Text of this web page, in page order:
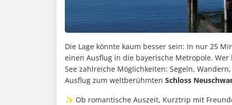
Die Lage könnte kaum besser sein: In nur 25
einen Ausflug in die bayerische Metropole.
See zahlreiche Möglichkeiten: Segeln,
Ausflug zum weltberühmten Schloss
✨ Ob romantische Auszeit, Kurztrip mit